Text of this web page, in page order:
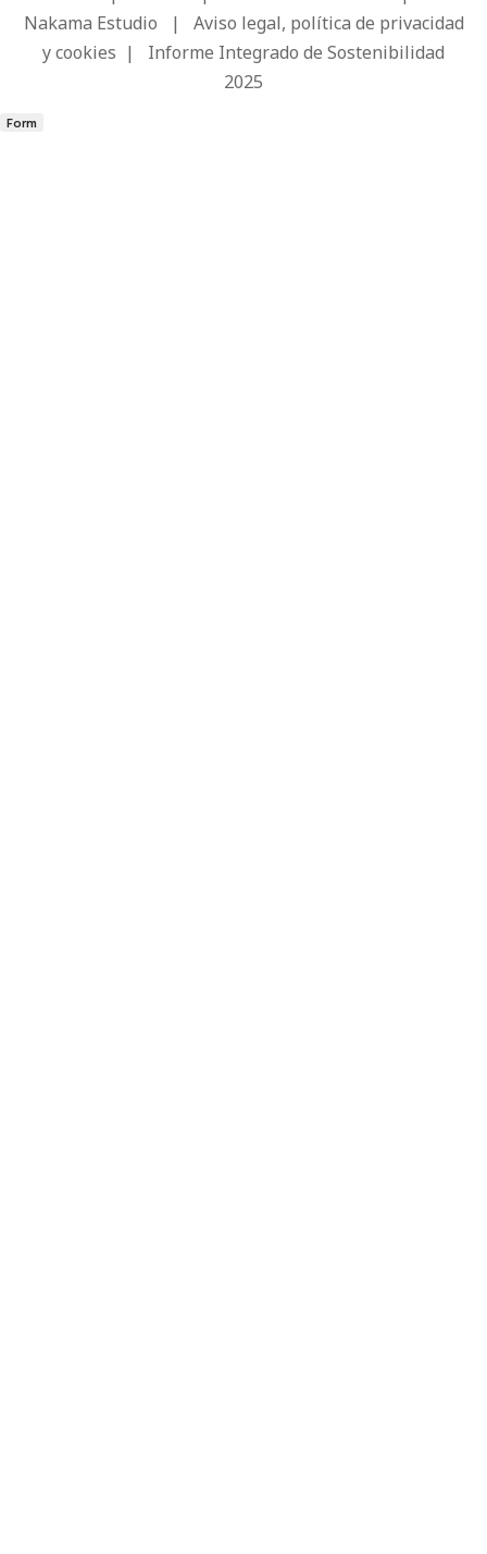
Nakama Estudio | Aviso legal, política de privacidad
y cookies | Informe Integrado de Sostenibilidad
2025
Form